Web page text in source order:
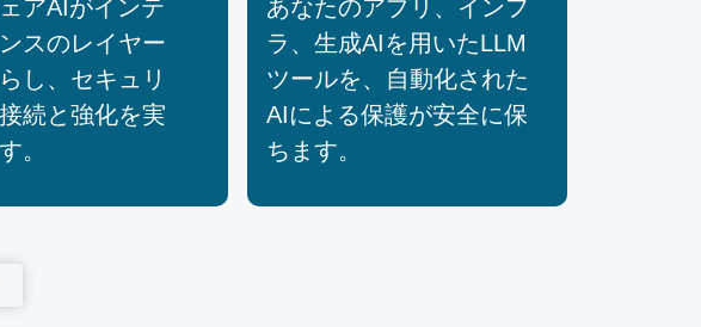
アAIがインテ
スのレイヤー
し、セキュリ
続と強化を実
。
あなたのアプリ、インフ
ラ、生成AIを用いたLLM
ツールを、自動化された
AIによる保護が安全に保
ちます。